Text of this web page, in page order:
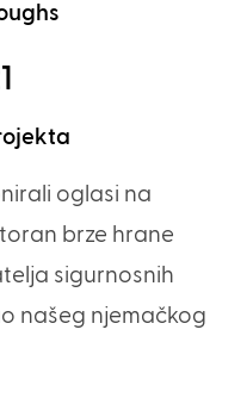
oglasi na
brze hrane
sigurnosnih
našeg njemačkog